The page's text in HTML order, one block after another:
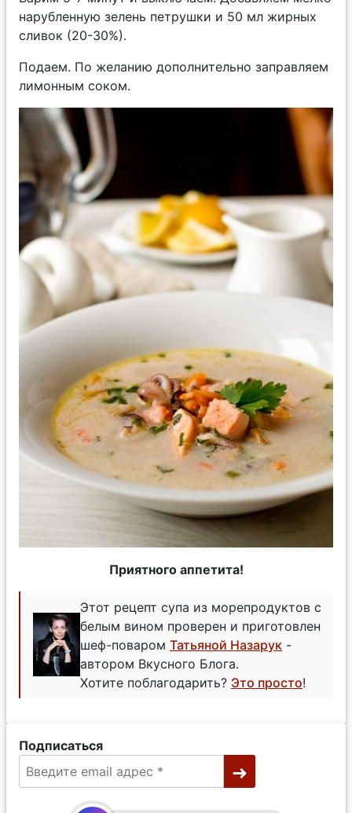
нарубленную зелень петрушки и 50 мл жирных
сливок (20-30%).
Подаем. По желанию дополнительно заправляем
лимонным соком.
Приятного аппетита!
Этот рецепт супа из морепродуктов с
белым вином проверен и приготовлен
шеф-поваром Татьяной Назарук -
автором Вкусного Блога.
Хотите поблагодарить? Это просто!
Подписаться